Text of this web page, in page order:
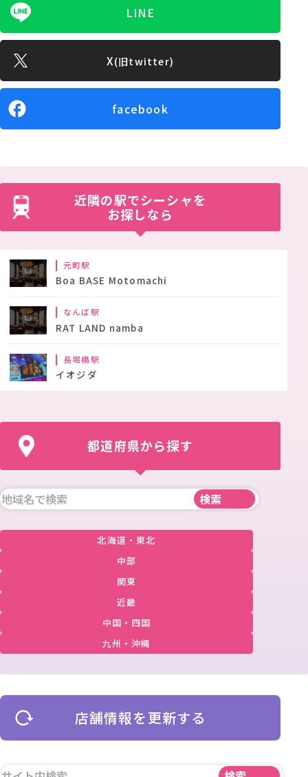
LINE
X(旧twitter)
facebook
近隣の駅でシーシャを
お探しなら
元町駅
Boa BASE Motomachi
なんば駅
RAT LAND namba
長堀橋駅
イオジダ
都道府県から探す
北海道・東北
中部
関東
近畿
中国・四国
九州・沖縄
店舗情報を更新する